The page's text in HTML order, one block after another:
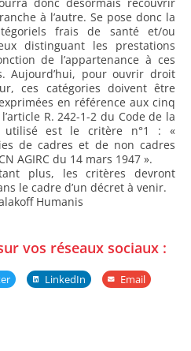
à l’autre. Se pose donc la
frais de santé et/ou
distinguant les prestations
de l’appartenance à ces
Aujourd’hui, pour ouvrir droit
ces catégories doivent être
en référence aux cinq
R. 242-1-2 du Code de la
utilisé est le critère n°1 : «
de cadres et de non cadres
AGIRC du 14 mars 1947 ».
plus, les critères devront
le cadre d’un décret à venir.
Humanis
vos réseaux sociaux :
LinkedIn Email